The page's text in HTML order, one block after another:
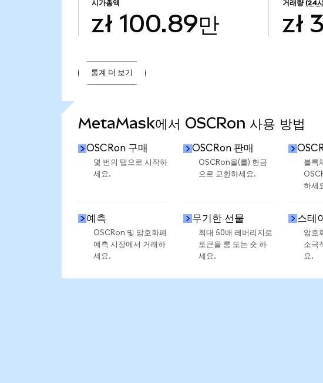
시가총액
zł 100.89만
거래량 (24
zł
통계 더 보기
MetaMask에서 OSCRon 사용 방법
OSCRon 구매
몇 번의 탭으로 시작하
세요.
OSCRon 판매
OSCRon을(를) 현금
으로 교환하세요.
블록
하세
예측
OSCRon 및 암호화폐
예측 시장에서 거래하
세요.
무기한 선물
최대 50배 레버리지로
토큰을 롱 또는 숏 하
세요.
스테
암호
소극
요.